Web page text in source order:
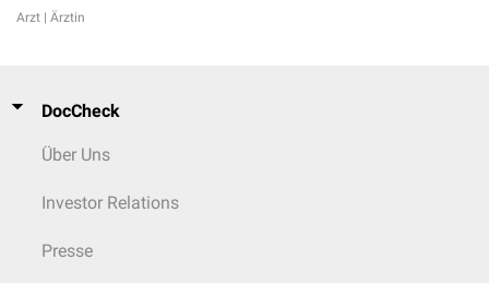
Arzt | Ärztin
DocCheck
Über Uns
Investor Relations
Presse